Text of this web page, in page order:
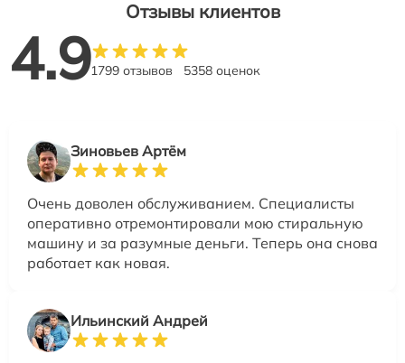
Отзывы клиентов
4.91799 отзывов 5358 оценок
Зиновьев Артём
Очень доволен обслуживанием. Специалисты
оперативно отремонтировали мою стиральную
машину и за разумные деньги. Теперь она снова
работает как новая.
Ильинский Андрей